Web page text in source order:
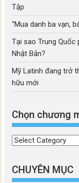
Tập
“Mua danh ba vạn,
Tại sao Trung
Nhật Bản?
Mỹ Latinh đang trở
hữu mới
Chọn chương
Chọn
mục
CHUYÊN MỤC